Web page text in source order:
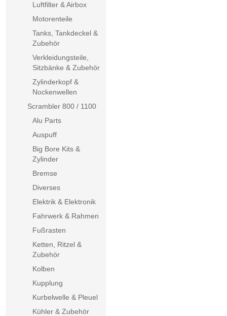
Luftfilter & Airbox
Motorenteile
Tanks, Tankdeckel &
Zubehör
Verkleidungsteile,
Sitzbänke & Zubehör
Zylinderkopf &
Nockenwellen
Scrambler 800 / 1100
Alu Parts
Auspuff
Big Bore Kits &
Zylinder
Bremse
Diverses
Elektrik & Elektronik
Fahrwerk & Rahmen
Fußrasten
Ketten, Ritzel &
Zubehör
Kolben
Kupplung
Kurbelwelle & Pleuel
Kühler & Zubehör